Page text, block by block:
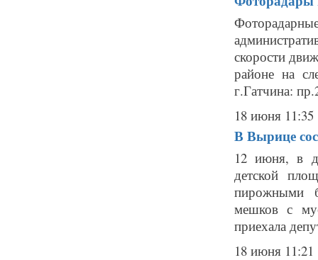
скорости
районе на
г.Гатчина:
18 июня 11:35
В Вырице
12 июня, в
детской
пирожными
мешков с
приехала
18 июня 11:21